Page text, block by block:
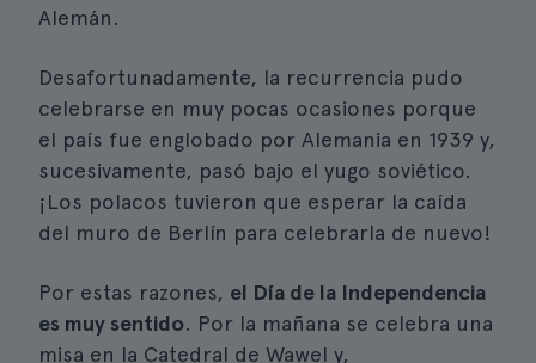
Alemán.
Desafortunadamente, la recurrencia pudo
celebrarse en muy pocas ocasiones porque
el país fue englobado por Alemania en 1939 y,
sucesivamente, pasó bajo el yugo soviético.
¡Los polacos tuvieron que esperar la caída
del muro de Berlín para celebrarla de nuevo!
Por estas razones, el Día de la Independencia
es muy sentido. Por la mañana se celebra una
misa en la Catedral de Wawel y,